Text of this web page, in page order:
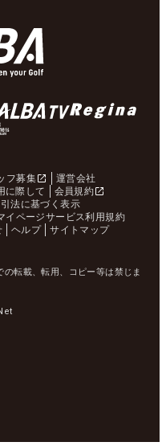
フ募集
運営会社
に際して
会員規約
法に基づく表示
イページサービス利用規約
ヘルプ サイトマップ
転載、転用、コピー等は禁じま